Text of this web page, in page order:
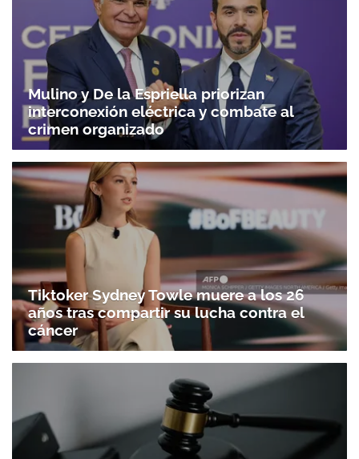
Mulino y De la Espriella priorizan
interconexión eléctrica y combate al
crimen organizado
Tiktoker Sydney Towle muere a los 26
años tras compartir su lucha contra el
cáncer